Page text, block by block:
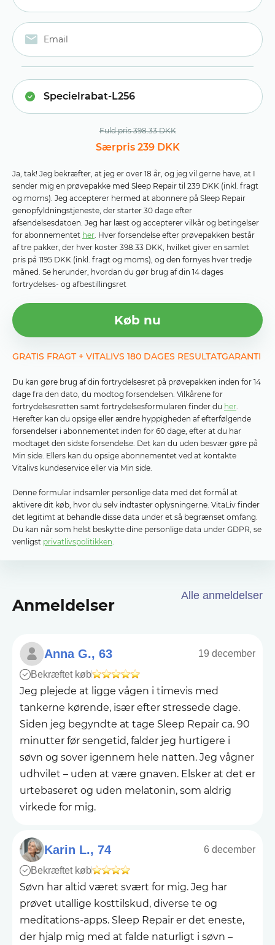
Fuld pris 398.33 DKK
Særpris 239 DKK
Ja, tak! Jeg bekræfter, at jeg er over 18 år, og jeg vil gerne have, at I
sender mig en prøvepakke med Sleep Repair til 239 DKK (inkl. fragt
og moms). Jeg accepterer hermed at abonnere på Sleep Repair
genopfyldningstjeneste, der starter 30 dage efter
afsendelsesdatoen. Jeg har læst og accepterer vilkår og betingelser
for abonnementet her . Hver forsendelse efter prøvepakken består
af tre pakker, der hver koster 398.33 DKK, hvilket giver en samlet
pris på 1195 DKK (inkl. fragt og moms), og den fornyes hver tredje
måned. Se herunder, hvordan du gør brug af din 14 dages
fortrydelses- og afbestillingsret
Køb nu
GRATIS FRAGT + VITALIVS 180 DAGES RESULTATGARANTI
Du kan gøre brug af din fortrydelsesret på prøvepakken inden for 14
dage fra den dato, du modtog forsendelsen. Vilkårene for
fortrydelsesretten samt fortrydelsesformularen finder du her
Herefter kan du opsige eller ændre hyppigheden af ​​efterfølgende
forsendelser i abonnementet inden for 60 dage, efter at du har
modtaget den sidste forsendelse. Det kan du uden besvær gøre på
Min side. Ellers kan du opsige abonnementet ved at kontakte
Vitalivs kundeservice eller via Min side.
Denne formular indsamler personlige data med det formål at
aktivere dit køb, hvor du selv indtaster oplysningerne. VitaLiv finder
det legitimt at behandle disse data under et så begrænset omfang.
Du kan når som helst beskytte dine personlige data under GDPR, se
venligst privatlivspolitikken
Anmeldelser
Alle anmeldelser
Anna G., 63
19 december
Bekræftet køb
Jeg plejede at ligge vågen i timevis med
tankerne kørende, især efter stressede dage.
Siden jeg begyndte at tage Sleep Repair ca. 90
minutter før sengetid, falder jeg hurtigere i
søvn og sover igennem hele natten. Jeg vågner
udhvilet – uden at være gnaven. Elsker at det er
urtebaseret og uden melatonin, som aldrig
virkede for mig.
Karin L., 74
6 december
Bekræftet køb
Søvn har altid været svært for mig. Jeg har
prøvet utallige kosttilskud, diverse te og
meditations-apps. Sleep Repair er det eneste,
der hjalp mig med at falde naturligt i søvn –